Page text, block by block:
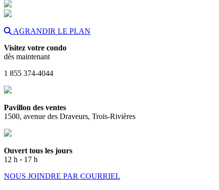
AGRANDIR LE PLAN
Visitez votre condo
dès maintenant
1 855 374-4044
Pavillon des ventes
1500, avenue des Draveurs, Trois-Rivières
Ouvert tous les jours
12 h › 17 h
NOUS JOINDRE PAR COURRIEL